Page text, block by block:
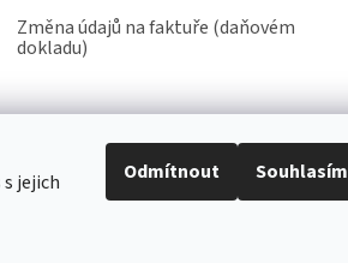
jejich
Odmítnout Souhlasím
Změna údajů na faktuře (daňovém
dokladu)